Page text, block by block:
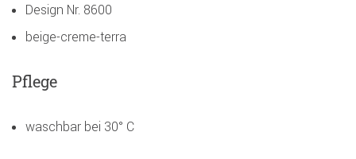
Design Nr. 8600
beige-creme-terra
Pflege
waschbar bei 30° C